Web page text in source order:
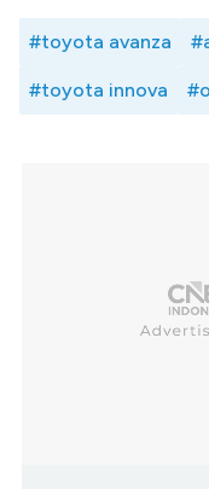
#toyota avanza
#toyota innova